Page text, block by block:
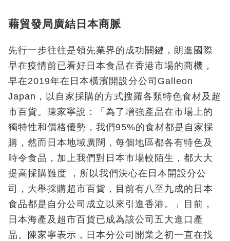
藉貿發局廣結日本商脈
先行一步往往是領先業界的成功關鍵，朗進國際
早在疫情前已看好日本食品在香港市場的商機，
早在2019年在日本橫濱開設分公司Galleon
Japan，以自家採購的方式搜羅各類特色食材及超
市百貨。陳家寧說：「為了增強產品在市場上的
獨特性和價格優勢，我們95%的食材都是自家採
購，然而日本地域廣闊，每個地區都各有特色及
時令食品，加上我們對日本市場較陌生，都大大
提高採購難度 ，所以我們決心在日本開設分公
司，大舉採購超市百貨，目前有八至九成的日本
食品都是自分公司成立以來引進香港。」目前，
日本海產及超市百貨已成為該公司五大進口產
品。陳家寧表示，日本分公司開業之初一直在找